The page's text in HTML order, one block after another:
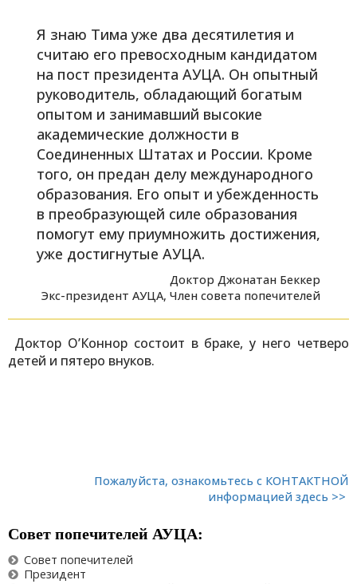
Я знаю Тима уже два десятилетия и
считаю его превосходным кандидатом
на пост президента АУЦА. Он опытный
руководитель, обладающий богатым
опытом и занимавший высокие
академические должности в
Соединенных Штатах и России. Кроме
того, он предан делу международного
образования. Его опыт и убежденность
в преобразующей силе образования
помогут ему приумножить достижения,
уже достигнутые АУЦА.
Доктор Джонатан Беккер
Экс-президент АУЦА, Член совета попечителей
Доктор О’Коннор состоит в браке, у него четверо
детей и пятеро внуков.
Пожалуйста, ознакомьтесь с КОНТАКТНОЙ
информацией здесь >>
Совет попечителей АУЦА:
Совет попечителей
Президент